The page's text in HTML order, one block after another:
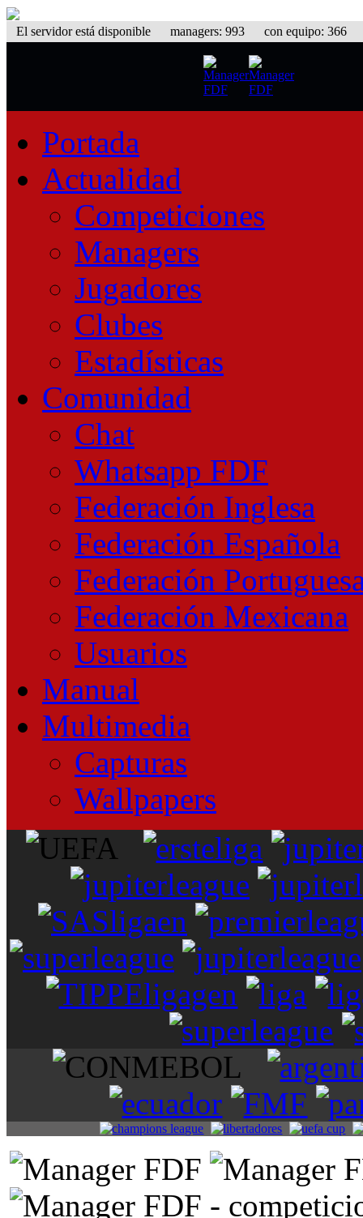
El servidor está disponible managers: 993 con equipo: 366
Portada
Actualidad
Competiciones
Managers
Jugadores
Clubes
Estadísticas
Comunidad
Chat
Whatsapp FDF
Federación Inglesa
Federación Española
Federación
Federación Mexicana
Usuarios
Manual
Multimedia
Capturas
Wallpapers